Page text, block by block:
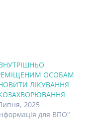
ОСОБАМ
ЛІКУВАННЯ
2025
для ВПО"